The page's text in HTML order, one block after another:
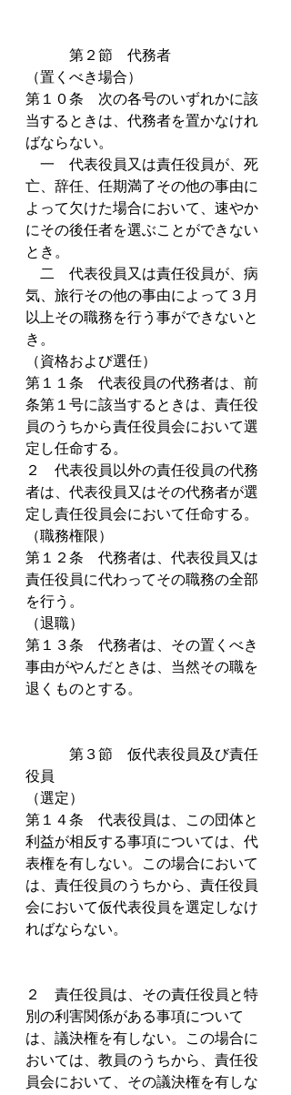
第２節　代務者
（置くべき場合）
第１０条　次の各号のいずれかに該
当するときは、代務者を置かなけれ
ばならない。
一　代表役員又は責任役員が、死
亡、辞任、任期満了その他の事由に
よって欠けた場合において、速やか
にその後任者を選ぶことができない
とき。
二　代表役員又は責任役員が、病
気、旅行その他の事由によって３月
以上その職務を行う事ができないと
き。
（資格および選任）
第１１条　代表役員の代務者は、前
条第１号に該当するときは、責任役
員のうちから責任役員会において選
定し任命する。
２　代表役員以外の責任役員の代務
者は、代表役員又はその代務者が選
定し責任役員会において任命する。
（職務権限）
第１２条　代務者は、代表役員又は
責任役員に代わってその職務の全部
を行う。
（退職）
第１３条　代務者は、その置くべき
事由がやんだときは、当然その職を
退くものとする。
第３節　仮代表役員及び責任
役員
（選定）
第１４条　代表役員は、この団体と
利益が相反する事項については、代
表権を有しない。この場合において
は、責任役員のうちから、責任役員
会において仮代表役員を選定しなけ
ればならない。
２　責任役員は、その責任役員と特
別の利害関係がある事項について
は、議決権を有しない。この場合に
おいては、教員のうちから、責任役
員会において、その議決権を有しな